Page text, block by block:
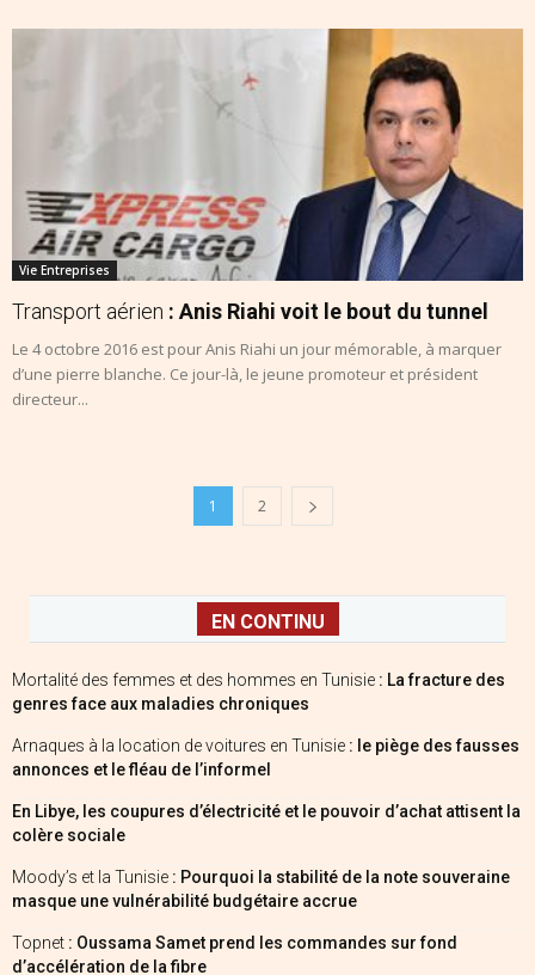
Vie Entreprises
Transport aérien : Anis Riahi voit le bout du tunnel
Le 4 octobre 2016 est pour Anis Riahi un jour mémorable, à marquer
d’une pierre blanche. Ce jour-là, le jeune promoteur et président
directeur...
1 2
EN CONTINU
Mortalité des femmes et des hommes en Tunisie : La fracture des
genres face aux maladies chroniques
Arnaques à la location de voitures en Tunisie : le piège des fausses
annonces et le fléau de l’informel
En Libye, les coupures d’électricité et le pouvoir d’achat attisent la
colère sociale
Moody’s et la Tunisie : Pourquoi la stabilité de la note souveraine
masque une vulnérabilité budgétaire accrue
Topnet : Oussama Samet prend les commandes sur fond
d’accélération de la fibre